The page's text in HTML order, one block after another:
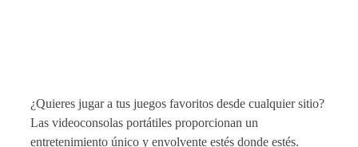
¿Quieres jugar a tus juegos favoritos desde cualquier sitio?
Las videoconsolas portátiles proporcionan un
entretenimiento único y envolvente estés donde estés.